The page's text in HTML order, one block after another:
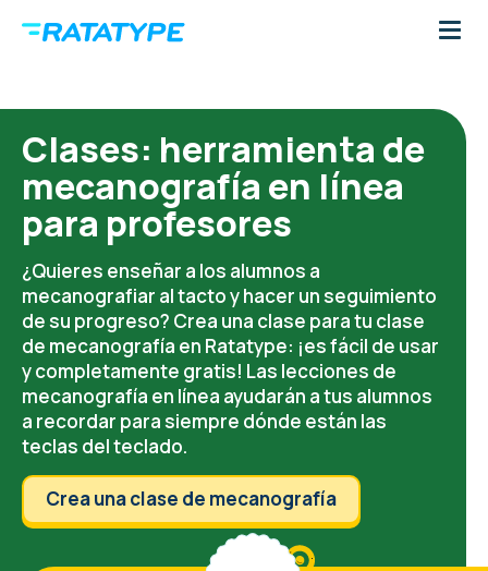
Clases: herramienta de
mecanografía en línea
para profesores
¿Quieres enseñar a los alumnos a
mecanografiar al tacto y hacer un seguimiento
de su progreso? Crea una clase para tu clase
de mecanografía en Ratatype: ¡es fácil de usar
y completamente gratis! Las lecciones de
mecanografía en línea ayudarán a tus alumnos
a recordar para siempre dónde están las
teclas del teclado.
Crea una clase de mecanografía